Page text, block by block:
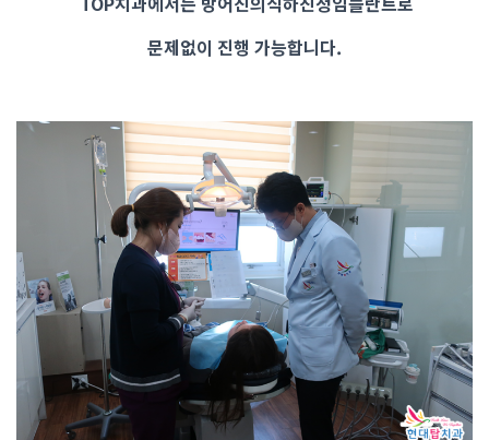
문제없이 진행 가능합니다.